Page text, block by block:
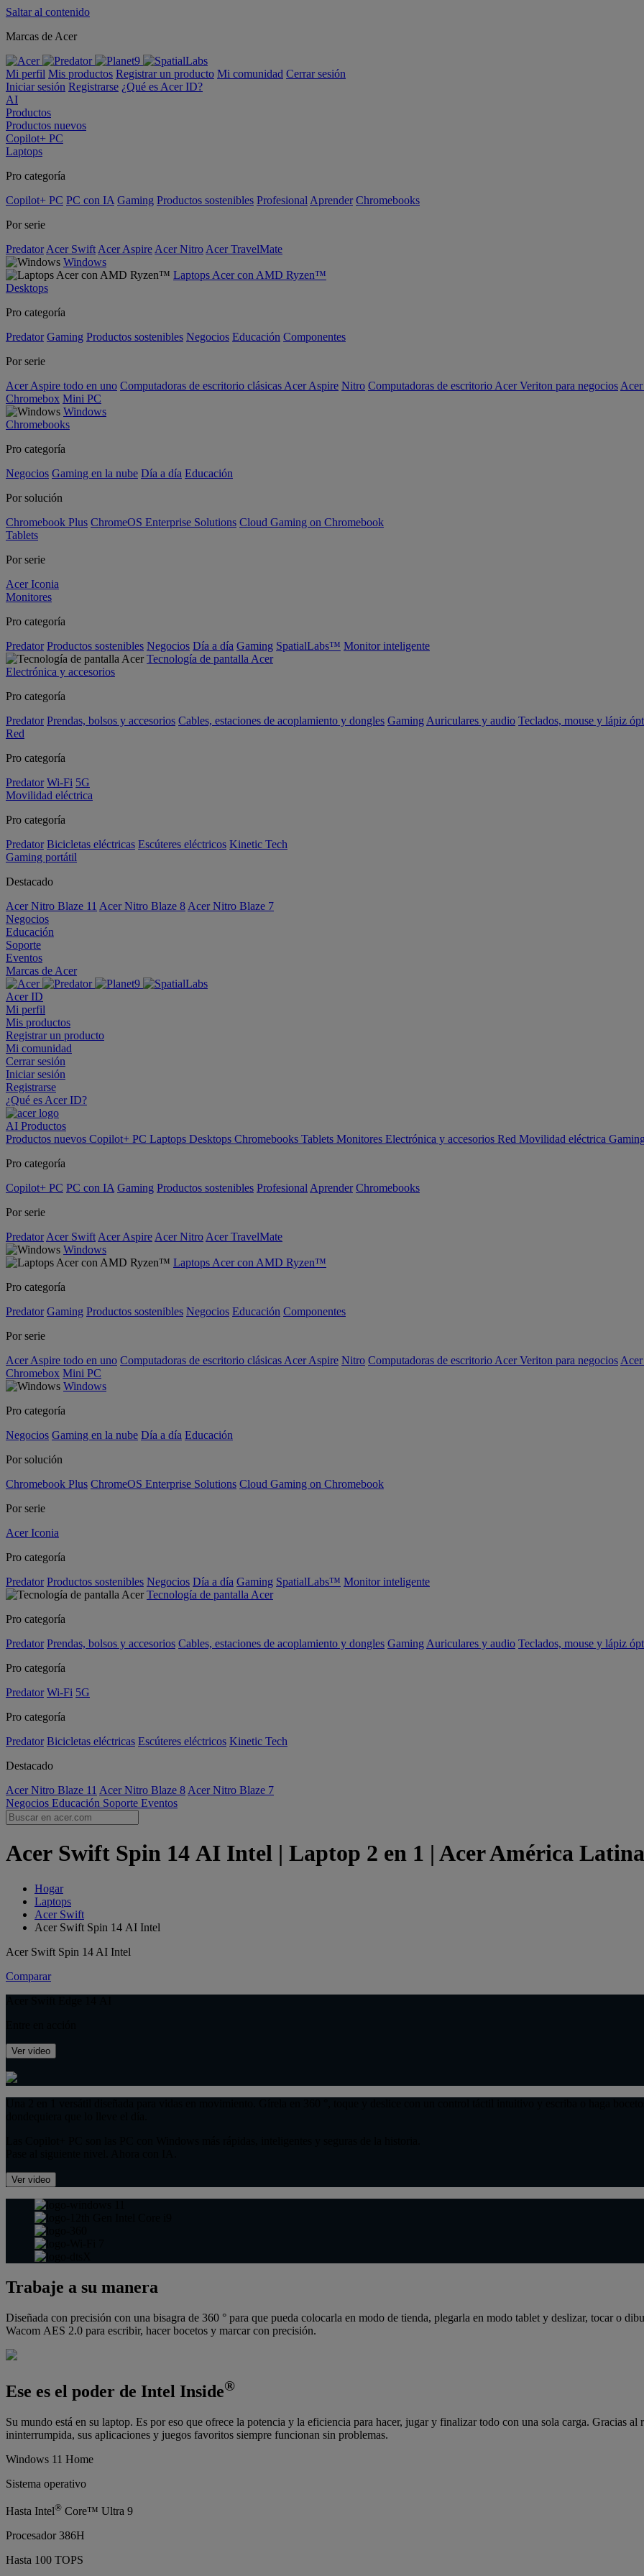
Saltar al contenido
Marcas de Acer
Mi perfil Mis productos Registrar un producto Mi comunidad Cerrar sesión
Iniciar sesión Registrarse ¿Qué es Acer ID?
AI
Productos
Productos nuevos
Copilot+ PC
Laptops
Pro categoría
Copilot+ PC PC con IA Gaming Productos sostenibles Profesional Aprender Chromebooks
Por serie
Predator Acer Swift Acer Aspire Acer Nitro Acer TravelMate
Windows
Laptops Acer con AMD Ryzen™
Desktops
Pro categoría
Predator Gaming Productos sostenibles Negocios Educación Componentes
Por serie
Acer Aspire todo en uno Computadoras de escritorio clásicas Acer Aspire Nitro Computadoras de escritorio Acer Veriton para negocios
Chromebox Mini PC
Windows
Chromebooks
Pro categoría
Negocios Gaming en la nube Día a día Educación
Por solución
Chromebook Plus ChromeOS Enterprise Solutions Cloud Gaming on Chromebook
Tablets
Por serie
Acer Iconia
Monitores
Pro categoría
Predator Productos sostenibles Negocios Día a día Gaming SpatialLabs™ Monitor inteligente
Tecnología de pantalla Acer
Electrónica y accesorios
Pro categoría
Predator Prendas, bolsos y accesorios Cables, estaciones de acoplamiento y dongles Gaming Auriculares y audio Teclados, mouse y lápiz
Red
Pro categoría
Predator Wi-Fi 5G
Movilidad eléctrica
Pro categoría
Predator Bicicletas eléctricas Escúteres eléctricos Kinetic Tech
Gaming portátil
Destacado
Acer Nitro Blaze 11 Acer Nitro Blaze 8 Acer Nitro Blaze 7
Negocios
Educación
Soporte
Eventos
Marcas de Acer
Acer ID
Mi perfil
Mis productos
Registrar un producto
Mi comunidad
Cerrar sesión
Iniciar sesión
Registrarse
¿Qué es Acer ID?
AI Productos
Productos nuevos Copilot+ PC Laptops Desktops Chromebooks Tablets Monitores Electrónica y accesorios Red Movilidad eléctrica
Pro categoría
Copilot+ PC PC con IA Gaming Productos sostenibles Profesional Aprender Chromebooks
Por serie
Predator Acer Swift Acer Aspire Acer Nitro Acer TravelMate
Windows
Laptops Acer con AMD Ryzen™
Pro categoría
Predator Gaming Productos sostenibles Negocios Educación Componentes
Por serie
Acer Aspire todo en uno Computadoras de escritorio clásicas Acer Aspire Nitro Computadoras de escritorio Acer Veriton para negocios
Chromebox Mini PC
Windows
Pro categoría
Negocios Gaming en la nube Día a día Educación
Por solución
Chromebook Plus ChromeOS Enterprise Solutions Cloud Gaming on Chromebook
Por serie
Acer Iconia
Pro categoría
Predator Productos sostenibles Negocios Día a día Gaming SpatialLabs™ Monitor inteligente
Tecnología de pantalla Acer
Pro categoría
Predator Prendas, bolsos y accesorios Cables, estaciones de acoplamiento y dongles Gaming Auriculares y audio Teclados, mouse y lápiz
Pro categoría
Predator Wi-Fi 5G
Pro categoría
Predator Bicicletas eléctricas Escúteres eléctricos Kinetic Tech
Destacado
Acer Nitro Blaze 11 Acer Nitro Blaze 8 Acer Nitro Blaze 7
Negocios Educación Soporte Eventos
Acer Swift Spin 14 AI Intel | Laptop 2 en 1 | Acer América Latina
Hogar
Laptops
Acer Swift
Acer Swift Spin 14 AI Intel
Acer Swift Spin 14 AI Intel
Comparar
Ver video
Ver video
Trabaje a su manera
Diseñada con precisión con una bisagra de 360 ° para que pueda colocarla en modo de tienda, plegarla en modo tablet y deslizar, tocar o
Wacom AES 2.0 para escribir, hacer bocetos y marcar con precisión.
Ese es el poder de Intel Inside®
Su mundo está en su laptop. Es por eso que ofrece la potencia y la eficiencia para hacer, jugar y finalizar todo con una sola carga. Gracias
ininterrumpida, sus aplicaciones y juegos favoritos siempre funcionan sin problemas.
Windows 11 Home
Sistema operativo
Hasta Intel® Core™ Ultra 9
Procesador 386H
Hasta 100 TOPS